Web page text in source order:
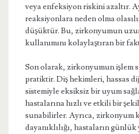
veya enfeksiyon riskini azaltır.
reaksiyonlara neden olma
düşüktür. Bu, zirkonyumun
kullanımını kolaylaştıran bir
Son olarak, zirkonyumun işlem
pratiktir. Diş hekimleri, hassas
sistemiyle eksiksiz bir uyum
hastalarına hızlı ve etkili bir
sunabilirler. Ayrıca, zirkonyum
dayanıklılığı, hastaların günlük